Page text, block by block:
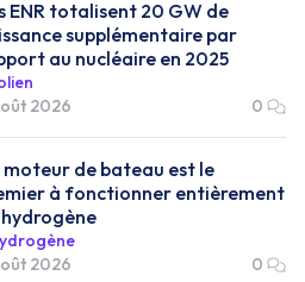
ENR totalisent 20 GW de
supplémentaire par
au nucléaire en 2025
2026
0
moteur de bateau est le
à fonctionner entièrement
2026
0